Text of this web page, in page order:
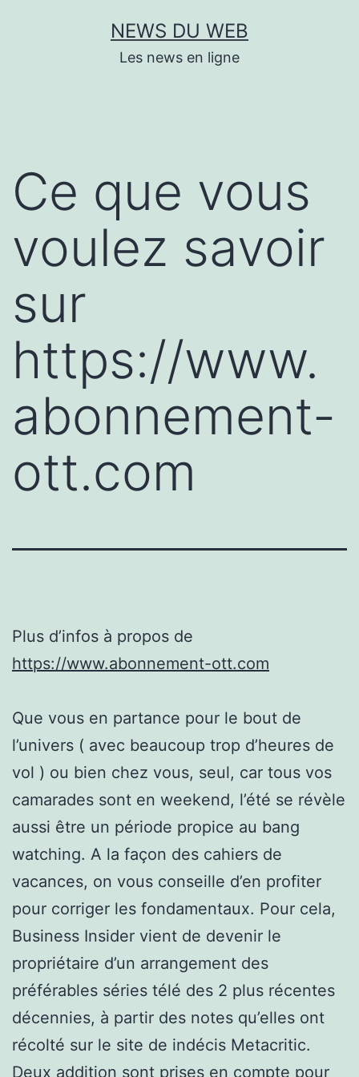
NEWS DU WEB
Les news en ligne
Ce que vous
voulez savoir
sur
https://www.
abonnement-
ott.com
Plus d’infos à propos de
https://www.abonnement-ott.com
Que vous en partance pour le bout de
l’univers ( avec beaucoup trop d’heures de
vol ) ou bien chez vous, seul, car tous vos
camarades sont en weekend, l’été se révèle
aussi être un période propice au bang
watching. A la façon des cahiers de
vacances, on vous conseille d’en profiter
pour corriger les fondamentaux. Pour cela,
Business Insider vient de devenir le
propriétaire d’un arrangement des
préférables séries télé des 2 plus récentes
décennies, à partir des notes qu’elles ont
récolté sur le site de indécis Metacritic.
Deux addition sont prises en compte pour